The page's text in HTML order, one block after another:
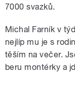
7000 svazků.
Michal Farník v
nejlíp mu je s
těším na večer.
beru montérky a